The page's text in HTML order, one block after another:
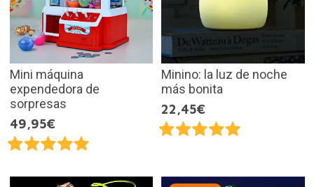
Mini máquina
expendedora de
sorpresas
49,95€
Minino: la luz de noche
más bonita
22,45€